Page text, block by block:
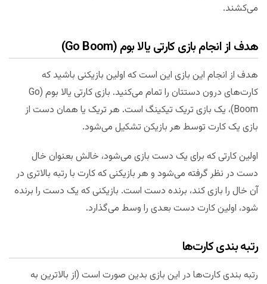
می‌کشند.
هدف از انجام بازی کارتی یالا بوم (Go Boom)
هدف از انجام این بازی این است که اولین بازیکنی باشید که
کارت‌های درون دستتان را تمام می‌کنید. بازی کارتی یالا بوم (Go
Boom)، یک بازی تریک تیکینگ است. هر تریک یا همان دست از
بازی یک کارت توسط هر بازیکن تشکیل می‌شود.
اولین کارتی که برای یک دست بازی می‌شود، خالش بعنوان خال
دست در نظر گرفته می‌شود و هر بازیکنی که کارت با رتبه بالاتری در
آن خال را بازی کند، برنده دست است. بازیکنی که یک دست را برنده
شود، اولین کارت دست بعدی را وسط می‌گذارد.
رتبه بندی کارت‌ها
رتبه بندی کارت‌ها در این بازی بدین صورت است (از بالاترین به